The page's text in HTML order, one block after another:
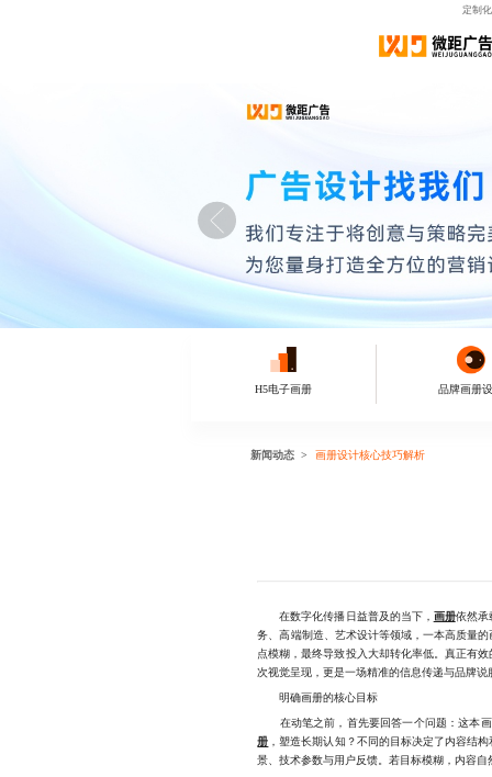
定制
H5电子画册 品牌画册
新闻动态 画册设计核心技巧解析
在数字化传播日益普及的当下， 画册依然承
务、高端制造、艺术设计等领域，一本高质量
点模糊，最终导致投入大却转化率低。真正有
次视觉呈现，更是一场精准的信息传递与品牌说
明确画册的核心目标
在动笔之前，首先要回答一个问题：这本画
册 ，塑造长期认知？不同的目标决定了内容结
景、技术参数与用户反馈。若目标模糊，内容